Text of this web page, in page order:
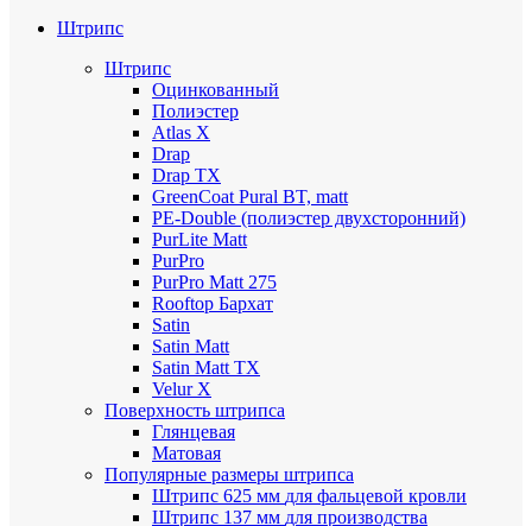
Штрипс
Штрипс
Оцинкованный
Полиэстер
Atlas X
Drap
Drap TX
GreenCoat Pural BT, matt
PE-Double (полиэстер двухсторонний)
PurLite Мatt
PurPro
PurPro Matt 275
Rooftop Бархат
Satin
Satin Мatt
Satin Matt TX
Velur X
Поверхность штрипса
Глянцевая
Матовая
Популярные размеры штрипса
Штрипс 625 мм для фальцевой кровли
Штрипс 137 мм для производства